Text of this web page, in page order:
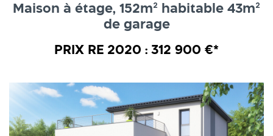
Maison à étage, 152m² habitable 43m²
de garage
PRIX RE 2020 : 312 900 €*